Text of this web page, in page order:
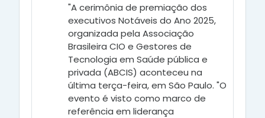
"A cerimônia de premiação dos
executivos Notáveis do Ano 2025,
organizada pela Associação
Brasileira CIO e Gestores de
Tecnologia em Saúde pública e
privada (ABCIS) aconteceu na
última terça-feira, em São Paulo. "O
evento é visto como marco de
referência em liderança